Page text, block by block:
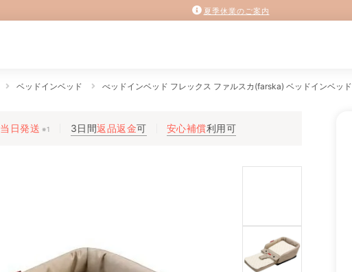
夏季休業のご案内
ベッドインベッド べッドインベッド フレックス ファルスカ(farska) ベッドインベッド
当日発送 ※1 3日間返品返金可 安心補償利用可